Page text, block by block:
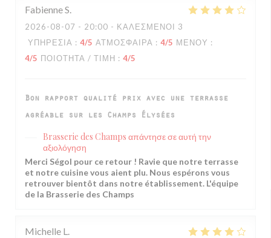
FabienneS
2026-08-07 - 20:00 - ΚΑΛΕΣΜΈΝΟΙ 3
ΥΠΗΡΕΣΊΑ : 4/5 ΑΤΜΌΣΦΑΙΡΑ : 4/5 ΜΕΝΟΎ :
4/5 ΠΟΙΌΤΗΤΑ / ΤΙΜΉ : 4/5
Bon rapport qualité prix avec une terrasse
agréable sur les Champs Élysées
Brasserie des Champs απάντησε σε αυτή την
αξιολόγηση
Merci Ségol pour ce retour ! Ravie que notre terrasse
et notre cuisine vous aient plu. Nous espérons vous
retrouver bientôt dans notre établissement. L'équipe
de la Brasserie des Champs
Michelle L